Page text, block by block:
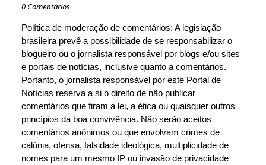
0 Comentários
Política de moderação de comentários: A legislação
brasileira prevê a possibilidade de se responsabilizar o
blogueiro ou o jornalista responsável por blogs e/ou sites
e portais de notícias, inclusive quanto a comentários.
Portanto, o jornalista responsável por este Portal de
Notícias reserva a si o direito de não publicar
comentários que firam a lei, a ética ou quaisquer outros
princípios da boa convivência. Não serão aceitos
comentários anônimos ou que envolvam crimes de
calúnia, ofensa, falsidade ideológica, multiplicidade de
nomes para um mesmo IP ou invasão de privacidade